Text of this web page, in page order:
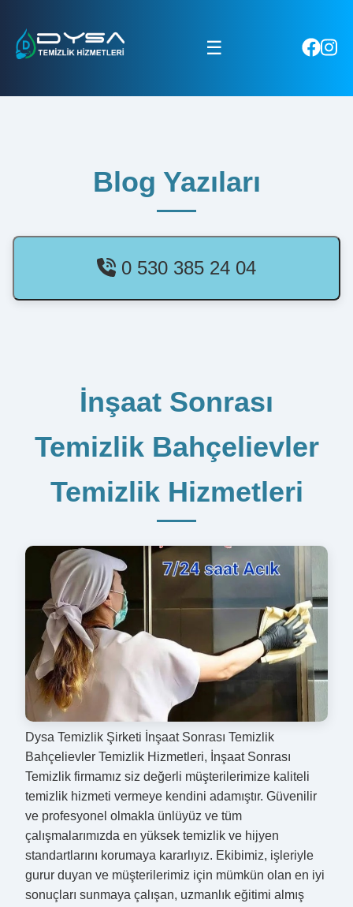
☰
Blog Yazıları
0 530 385 24 04
İnşaat Sonrası
Temizlik Bahçelievler
Temizlik Hizmetleri
Dysa Temizlik Şirketi İnşaat Sonrası Temizlik
Bahçelievler Temizlik Hizmetleri, İnşaat Sonrası
Temizlik firmamız siz değerli müşterilerimize kaliteli
temizlik hizmeti vermeye kendini adamıştır. Güvenilir
ve profesyonel olmakla ünlüyüz ve tüm
çalışmalarımızda en yüksek temizlik ve hijyen
standartlarını korumaya kararlıyız. Ekibimiz, işleriyle
gurur duyan ve müşterilerimiz için mümkün olan en iyi
sonuçları sunmaya çalışan, uzmanlık eğitimi almış